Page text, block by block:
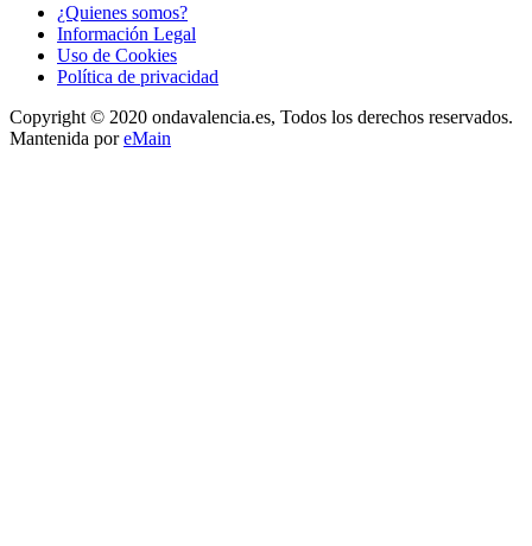
¿Quienes somos?
Información Legal
Uso de Cookies
Política de privacidad
Copyright © 2020 ondavalencia.es, Todos los derechos reservados.
Mantenida poreMain